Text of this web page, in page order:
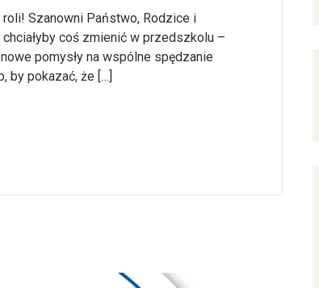
Szanowni Państwo, Rodzice i
coś zmienić w przedszkolu –
pomysły na wspólne spędzanie
by pokazać, że […]